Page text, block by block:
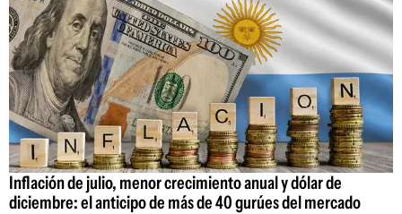
Inflación de julio, menor crecimiento anual y dólar de
diciembre: el anticipo de más de 40 gurúes del mercado